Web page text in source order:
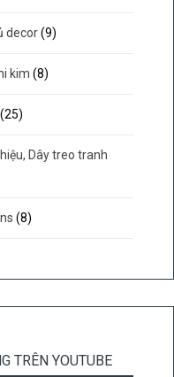
decor (9)
kim (8)
(25)
Dây treo tranh
(8)
TRÊN YOUTUBE